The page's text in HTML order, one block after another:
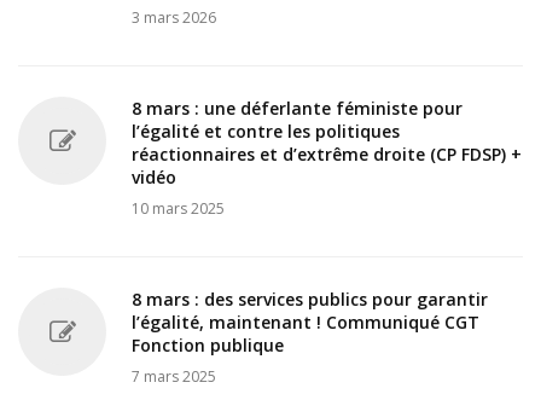
3 mars 2026
8 mars : une déferlante féministe pour
l’égalité et contre les politiques
réactionnaires et d’extrême droite (CP FDSP) +
vidéo
10 mars 2025
8 mars : des services publics pour garantir
l’égalité, maintenant ! Communiqué CGT
Fonction publique
7 mars 2025